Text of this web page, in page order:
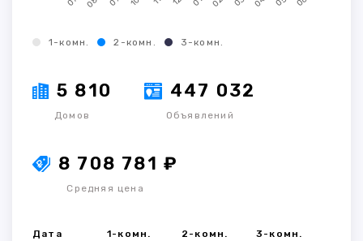
1-комн. 2-комн. 3-комн.
5 810
Домов
447 032
Объявлений
8 708 781 ₽
Средняя цена
Дата 1-комн. 2-комн. 3-комн.